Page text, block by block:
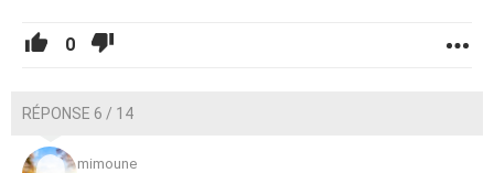
0
RÉPONSE 6 / 14
mimoune